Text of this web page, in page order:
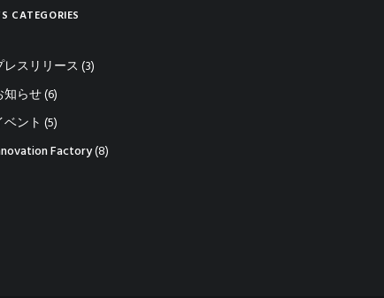
CATEGORIES
レスリリース (3)
知らせ(6)
ベント (5)
Factory(8)